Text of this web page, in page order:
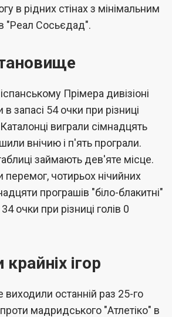
в рідних стінах з мінімальним
"Реал Сосьєдад".
Прімера дивізіоні
запасі 54 очки при різниці
виграли сімнадцять
внічию і п'ять програли.
таблиці займають дев'яте місце.
перемог, чотирьох нічийних
програшів "біло-блакитні"
очки при різниці голів 0
ігор
виходили останній раз 25-го
мадридського "Атлетіко" в